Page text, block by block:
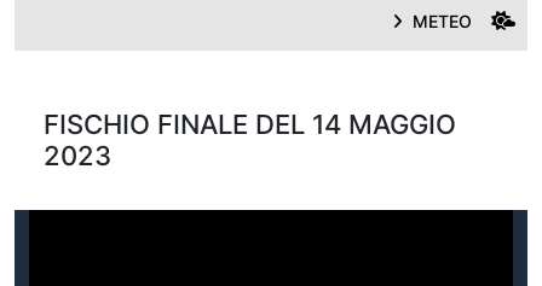
METEO
FISCHIO FINALE DEL 14 MAGGIO
2023